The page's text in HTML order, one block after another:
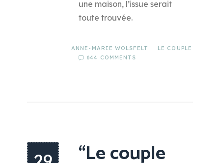
une maison, l’issue serait
toute trouvée.
ANNE-MARIE WOLSFELT
LE COUPLE
644 COMMENTS
“Le couple